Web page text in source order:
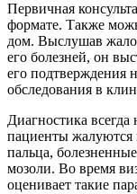
Первичная
формате. Также
дом. Выслушав
его болезней, он
его подтверждения
обследования в
Диагностика всегда
пациенты
пальца,
мозоли. Во время
оценивает такие